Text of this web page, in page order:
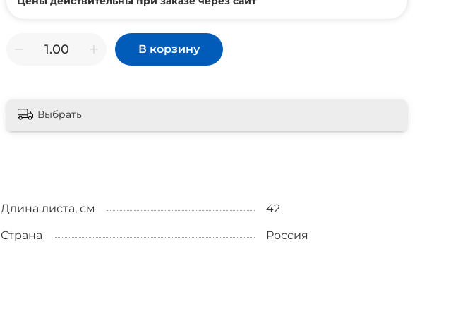
В корзину
Выбрать
Длина листа, см
42
Страна Россия